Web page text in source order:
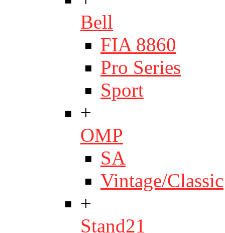
Bell
FIA 8860
Pro Series
Sport
+
OMP
SA
Vintage/Classic
+
Stand21